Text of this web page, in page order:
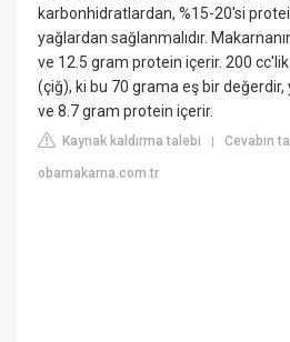
karbonhidratlardan, %15-20'si
yağlardan sağlanmalıdır.
ve 12.5 gram protein içerir. 200
(çiğ), ki bu 70 grama eş bir değerdir,
ve 8.7 gram protein içerir.
Kaynak kaldırma talebi |Cevabın
obamakarna.com.tr